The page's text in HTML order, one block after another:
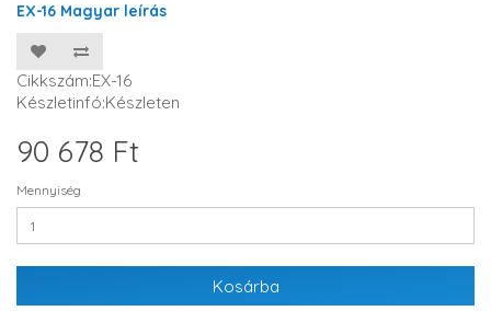
EX-16 Magyar leírás
Cikkszám:EX-16
Készletinfó:Készleten
90 678 Ft
Mennyiség
Kosárba